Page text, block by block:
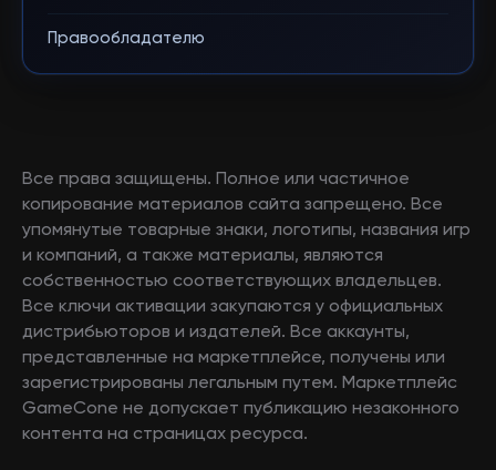
Правообладателю
Все права защищены. Полное или частичное
копирование материалов сайта запрещено. Все
упомянутые товарные знаки, логотипы, названия игр
и компаний, а также материалы, являются
собственностью соответствующих владельцев.
Все ключи активации закупаются у официальных
дистрибьюторов и издателей. Все аккаунты,
представленные на маркетплейсе, получены или
зарегистрированы легальным путем. Маркетплейс
GameCone не допускает публикацию незаконного
контента на страницах ресурса.